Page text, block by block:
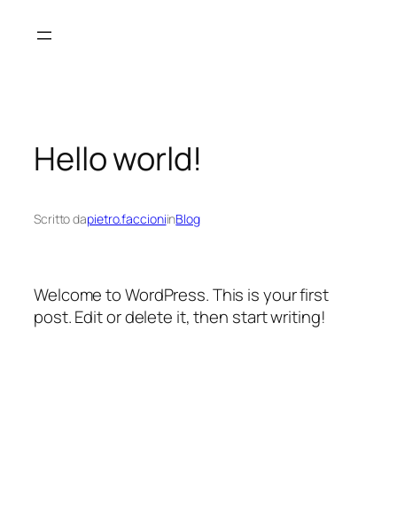
Hello world!
Scritto dapietro.faccioniinBlog
Welcome to WordPress. This is your first
post. Edit or delete it, then start writing!